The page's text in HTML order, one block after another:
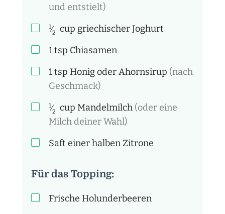
und entstielt)
1⁄2 cup griechischer Joghurt
1tsp Chiasamen
1tsp Honig oder Ahornsirup (nach
Geschmack)
1⁄2 cup Mandelmilch (oder eine
Milch deiner Wahl)
Saft einer halben Zitrone
Für das Topping:
Frische Holunderbeeren